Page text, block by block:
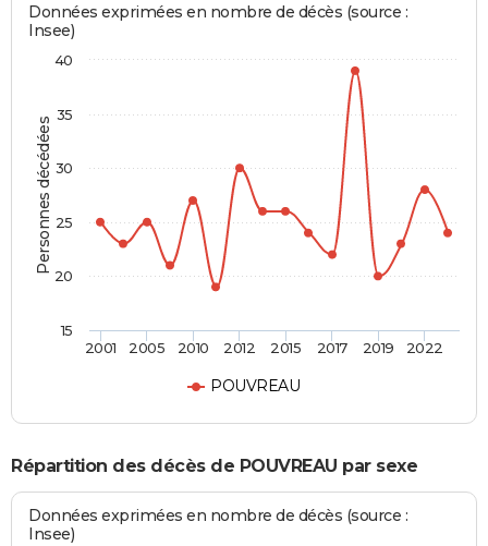
Personnes décédées
Données exprimées en nombre de décès (source :
Insee)
POUVREAU
2001 2005 2010 2012 2015 2017 2019 2022
15
20
25
30
35
40
Répartition des décès de POUVREAU par sexe
Données exprimées en nombre de décès (source :
Insee)